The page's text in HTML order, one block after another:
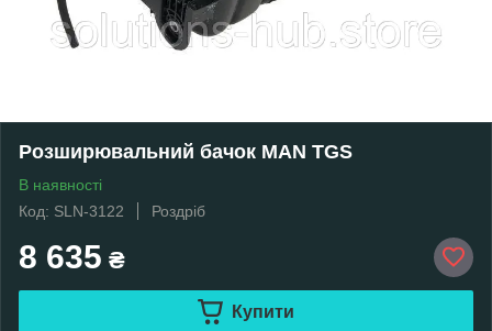
Розширювальний бачок MAN TGS
В наявності
Код: SLN-3122
Роздріб
8 635 ₴
Купити